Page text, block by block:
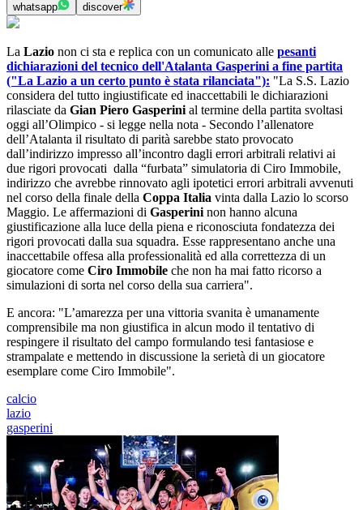
whatsapp discover
La Lazio non ci sta e replica con un comunicato alle pesanti
dichiarazioni del tecnico dell'Atalanta Gasperini a fine partita
("La Lazio a un certo punto è stata rilanciata"): "La S.S. Lazio
considera del tutto ingiustificate ed inaccettabili le dichiarazioni
rilasciate da Gian Piero Gasperini al termine della partita svoltasi
oggi all’Olimpico - si legge nella nota - Secondo l’allenatore
dell’Atalanta il risultato di parità sarebbe stato provocato
dall’indirizzo impresso all’incontro dagli errori arbitrali relativi ai
due rigori provocati dalla “furbata” simulatoria di Ciro Immobile,
indirizzo che avrebbe rinnovato agli ipotetici errori arbitrali avvenuti
nel corso della finale della Coppa Italia vinta dalla Lazio lo scorso
Maggio. Le affermazioni di Gasperini non hanno alcuna
giustificazione alla luce della piena e riconosciuta fondatezza dei
rigori provocati dalla sua squadra. Esse rappresentano anche una
inaccettabile offesa alla professionalità ed alla correttezza di un
giocatore come Ciro Immobile che non ha mai fatto ricorso a
simulazioni di sorta nel corso della sua carriera".
E ancora: "L’amarezza per una vittoria svanita è umanamente
comprensibile ma non giustifica in alcun modo il tentativo di
respingere il risultato del campo formulando tesi fantasiose e
strampalate e mettendo in discussione la serietà di un giocatore
esemplare come Ciro Immobile".
calcio
lazio
gasperini